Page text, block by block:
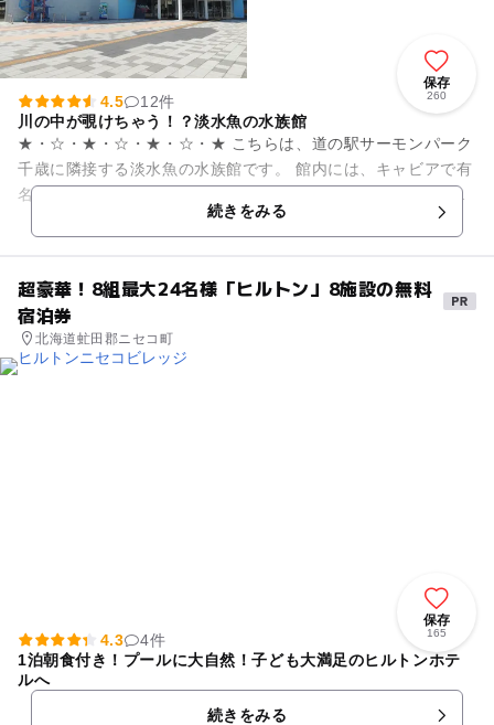
保存
260
4.5
12件
川の中が覗けちゃう！？淡水魚の水族館
★・☆・★・☆・★・☆・★ こちらは、道の駅サーモンパーク
千歳に隣接する淡水魚の水族館です。 館内には、キャビアで有
名なチョウザメや幻の魚とも言われるイトウなど大きなお魚が
続きをみる
超豪華！8組最大24名様「ヒルトン」8施設の無料
宿泊券
北海道虻田郡ニセコ町
保存
165
4.3
4件
1泊朝食付き！プールに大自然！子ども大満足のヒルトンホテ
ルへ
続きをみる